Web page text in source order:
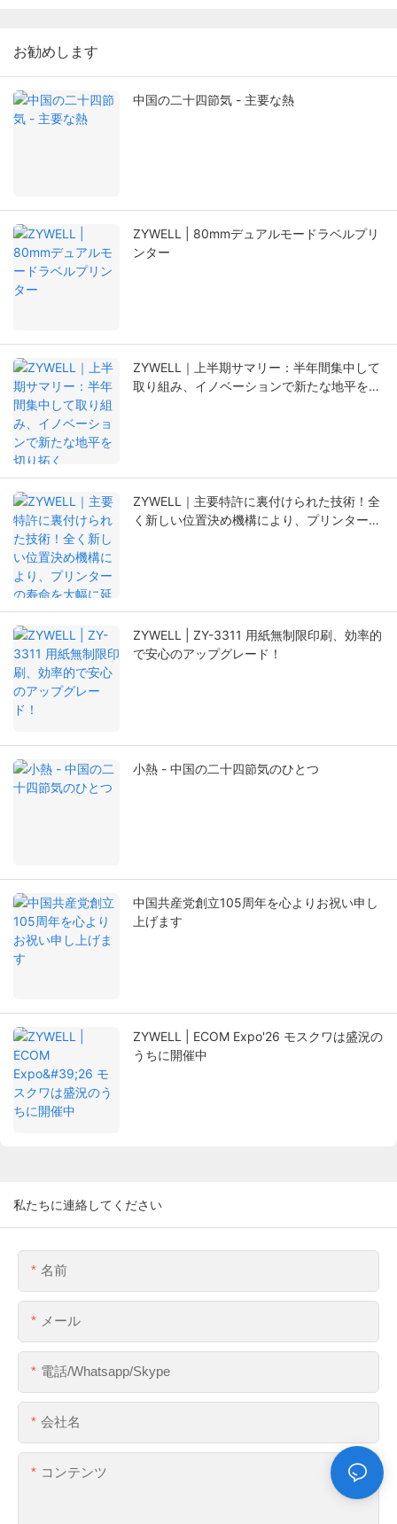
お勧めします
中国の二十四節気 - 主要な熱
ZYWELL | 80mmデュアルモードラベルプリ
ンター
ZYWELL｜上半期サマリー：半年間集中して
取り組み、イノベーションで新たな地平を切
ZYWELL｜主要特許に裏付けられた技術！全
く新しい位置決め機構により、プリンターの
ZYWELL | ZY-3311 用紙無制限印刷、効率的
で安心のアップグレード！
小熱 - 中国の二十四節気のひとつ
中国共産党創立105周年を心よりお祝い申し
上げます
ZYWELL | ECOM Expo'26 モスクワは盛況の
うちに開催中
私たちに連絡してください
名前
メール
電話/whatsapp/skype
会社名
コンテンツ